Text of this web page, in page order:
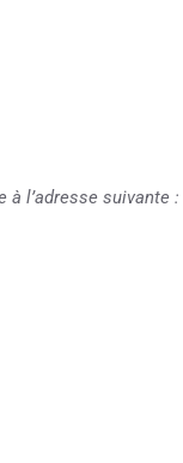
l’adresse suivante :